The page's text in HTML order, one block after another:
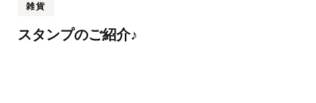
雑貨
スタンプのご紹介♪